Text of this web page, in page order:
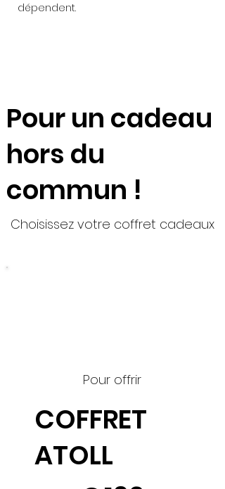
dépendent.
Pour offrir
COFFRET
ATOLL
Pour un cadeau
hors du
commun !
Choisissez votre coffret cadeaux